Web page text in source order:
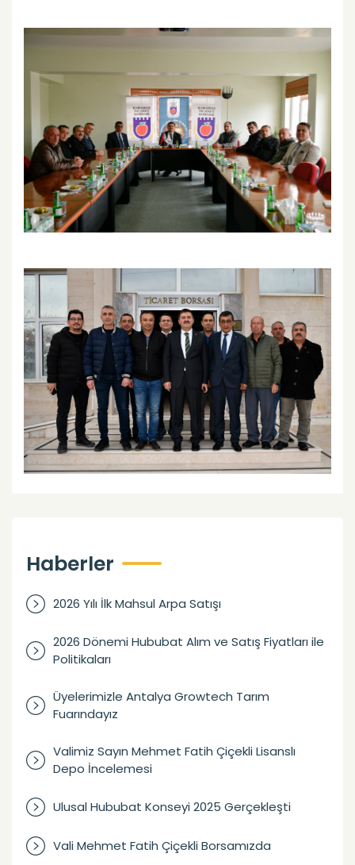
Haberler
2026 Yılı İlk Mahsul Arpa Satışı
2026 Dönemi Hububat Alım ve Satış Fiyatları ile
Politikaları
Üyelerimizle Antalya Growtech Tarım
Fuarındayız
Valimiz Sayın Mehmet Fatih Çiçekli Lisanslı
Depo İncelemesi
Ulusal Hububat Konseyi 2025 Gerçekleşti
Vali Mehmet Fatih Çiçekli Borsamızda